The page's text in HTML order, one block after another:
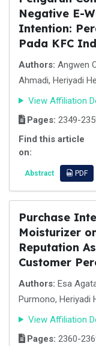
Negative E-
Intention:
Pada KFC
Authors: Angwen
Ahmadi, Heriyadi
View Affiliation
Pages: 2349-
Find this article
on:
Abstract PDF
Purchase
Moisturizer
Reputation
Customer
Authors: Esa
Purmono, Heriyadi
View Affiliation
Pages: 2360-